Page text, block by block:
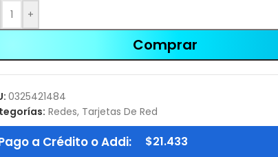
+
Comprar
0325421484
Redes, Tarjetas De Red
a Crédito o Addi: $21.433